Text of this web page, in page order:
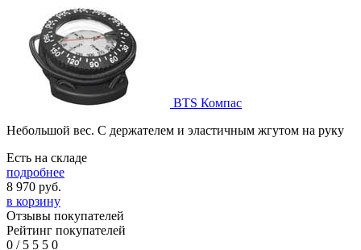
BTS Компас
Небольшой вес. С держателем и эластичным жгутом на руку
Есть на складе
подробнее
8 970 руб.
в корзину
Отзывы покупателей
Рейтинг покупателей
0 /5 5 5 0